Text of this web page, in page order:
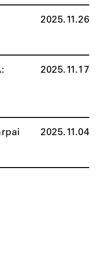
2025.11.26
2025.11.17
2025.11.04